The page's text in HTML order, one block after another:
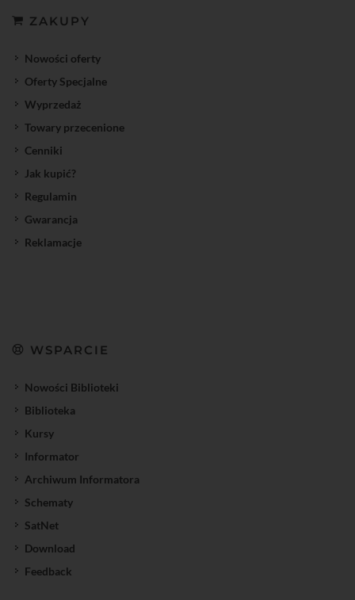
ZAKUPY
Nowości oferty
Oferty Specjalne
Wyprzedaż
Towary przecenione
Cenniki
Jak kupić?
Regulamin
Gwarancja
Reklamacje
WSPARCIE
Nowości Biblioteki
Biblioteka
Kursy
Informator
Archiwum Informatora
Schematy
SatNet
Download
Feedback